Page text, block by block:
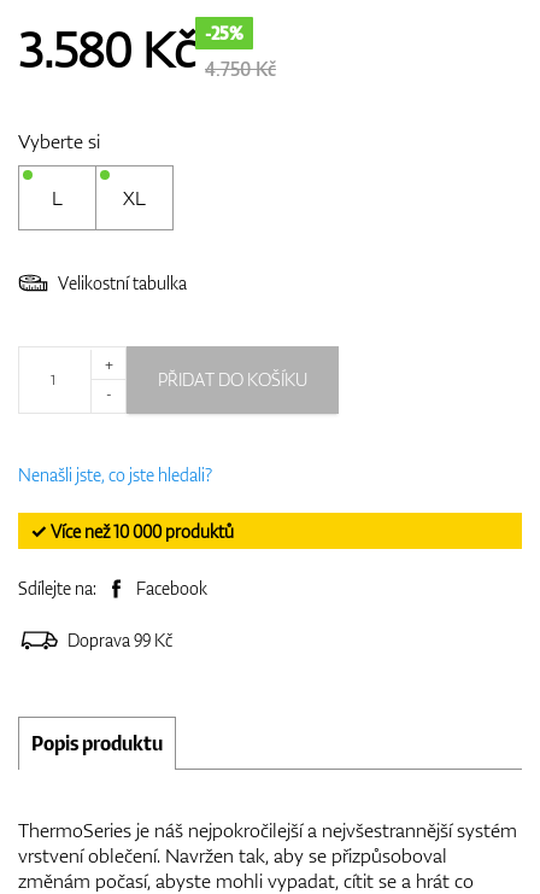
Doplňky
3.580 Kč -25%
4.750 Kč
Vyberte si
L XL
Velikostní tabulka
+
-
PŘIDAT DO KOŠÍKU
Nenašli jste, co jste hledali?
✓ Více než 10 000 produktů
Sdílejte na: Facebook
Doprava 99 Kč
Popis produktu
ThermoSeries je náš nejpokročilejší a nejvšestrannější systém
vrstvení oblečení. Navržen tak, aby se přizpůsoboval
změnám počasí, abyste mohli vypadat, cítit se a hrát co